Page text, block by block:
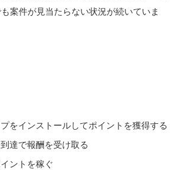
案件が見当たらない状況が続いていま
をインストールしてポイントを獲得する
達で報酬を受け取る
ントを稼ぐ